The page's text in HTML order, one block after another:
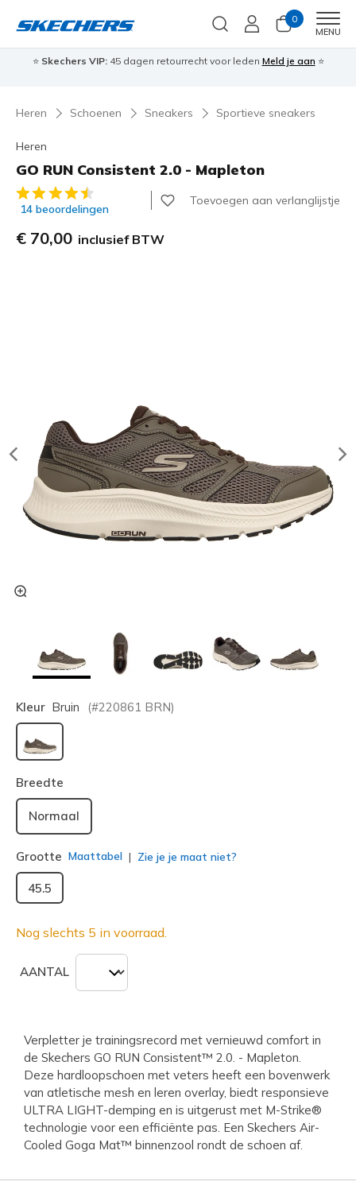
0
MENU
⭐ Skechers VIP:45 dagen retourrecht voor leden Meld je aan ⭐
Heren Schoenen Sneakers Sportieve sneakers
Heren
GO RUN Consistent 2.0 - Mapleton
3,1 van de 5 klantbeoordelingen
14 beoordelingen
Toevoegen aan verlanglijstje
€ 70,00 inclusief BTW
Kleur Bruin (#220861 BRN)
geselecteerd
Breedte
Normaal
Grootte Maattabel Zie je je maat niet?
45.5
Nog slechts 5 in voorraad.
AANTAL
Verpletter je trainingsrecord met vernieuwd comfort in
de Skechers GO RUN Consistent™ 2.0. - Mapleton.
Deze hardloopschoen met veters heeft een bovenwerk
van atletische mesh en leren overlay, biedt responsieve
ULTRA LIGHT-demping en is uitgerust met M-Strike®
technologie voor een efficiënte pas. Een Skechers Air-
Cooled Goga Mat™ binnenzool rondt de schoen af.